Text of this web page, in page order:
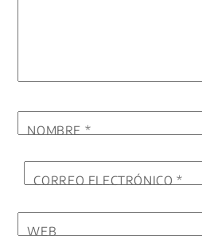
NOMBRE *
CORREO ELECTRÓNICO*
WEB